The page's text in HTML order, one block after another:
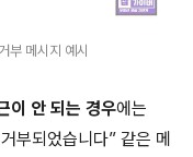
부 메시지 예시
이 안 되는 경우에는
부되었습니다” 같은 메